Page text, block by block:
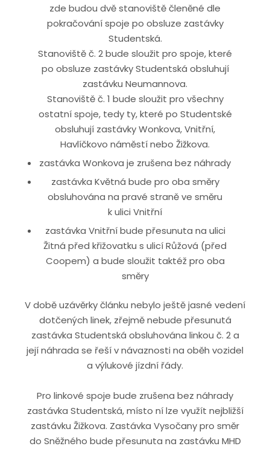
zde budou dvě stanoviště členěné dle
pokračování spoje po obsluze zastávky
Studentská.
Stanoviště č. 2 bude sloužit pro spoje, které
po obsluze zastávky Studentská obsluhují
zastávku Neumannova.
Stanoviště č. 1 bude sloužit pro všechny
ostatní spoje, tedy ty, které po Studentské
obsluhují zastávky Wonkova, Vnitřní,
Havlíčkovo náměstí nebo Žižkova.
zastávka Wonkova je zrušena bez náhrady
zastávka Květná bude pro oba směry
obsluhována na pravé straně ve směru
k ulici Vnitřní
zastávka Vnitřní bude přesunuta na ulici
Žitná před křižovatku s ulicí Růžová (před
Coopem) a bude sloužit taktéž pro oba
směry
V době uzávěrky článku nebylo ještě jasné vedení
dotčených linek, zřejmě nebude přesunutá
zastávka Studentská obsluhována linkou č. 2 a
její náhrada se řeší v návaznosti na oběh vozidel
a výlukové jízdní řády.
Pro linkové spoje bude zrušena bez náhrady
zastávka Studentská, místo ní lze využít nejbližší
zastávku Žižkova. Zastávka Vysočany pro směr
do Sněžného bude přesunuta na zastávku MHD